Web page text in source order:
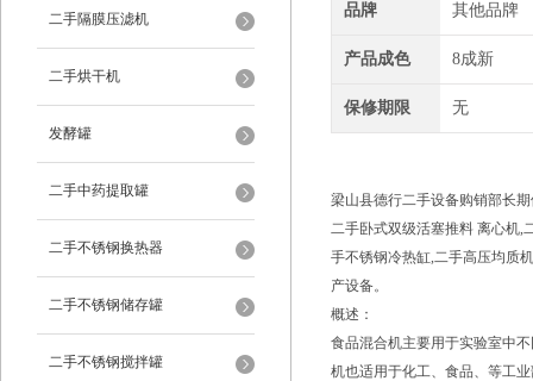
二手隔膜压滤机
二手烘干机
发酵罐
二手中药提取罐
二手不锈钢换热器
二手不锈钢储存罐
二手不锈钢搅拌罐
品牌 其他品牌
产品成色 8成新
保修期限 无
梁山县德行二手设备购销部长
二手卧式双级活塞推料 离心机,
手不锈钢冷热缸,二手高压均质
产设备。
概述：
食品混合机主要用于实验室中
机也适用于化工、食品、等工